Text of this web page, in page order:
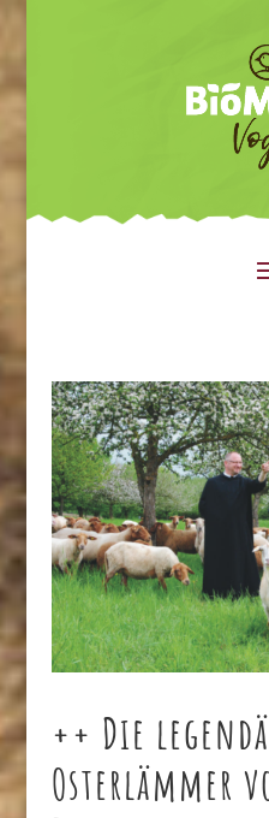
++ Die
Osterlämmer